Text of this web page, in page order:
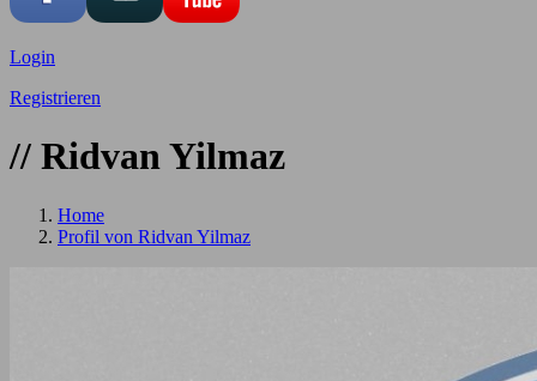
Login
Registrieren
// Ridvan Yilmaz
Home
Profil von Ridvan Yilmaz